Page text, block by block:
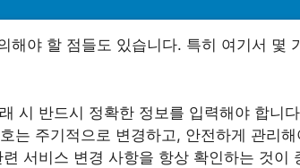
해야 할 점들도 있습니다. 특히 여기서 몇
시 반드시 정확한 정보를 입력해야 합니
는 주기적으로 변경하고, 안전하게 관리
서비스 변경 사항을 항상 확인하는 것이